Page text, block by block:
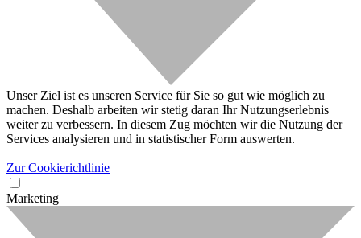
Unser Ziel ist es unseren Service für Sie so gut wie möglich zu
machen. Deshalb arbeiten wir stetig daran Ihr Nutzungserlebnis
weiter zu verbessern. In diesem Zug möchten wir die Nutzung der
Services analysieren und in statistischer Form auswerten.
Zur Cookierichtlinie
Marketing